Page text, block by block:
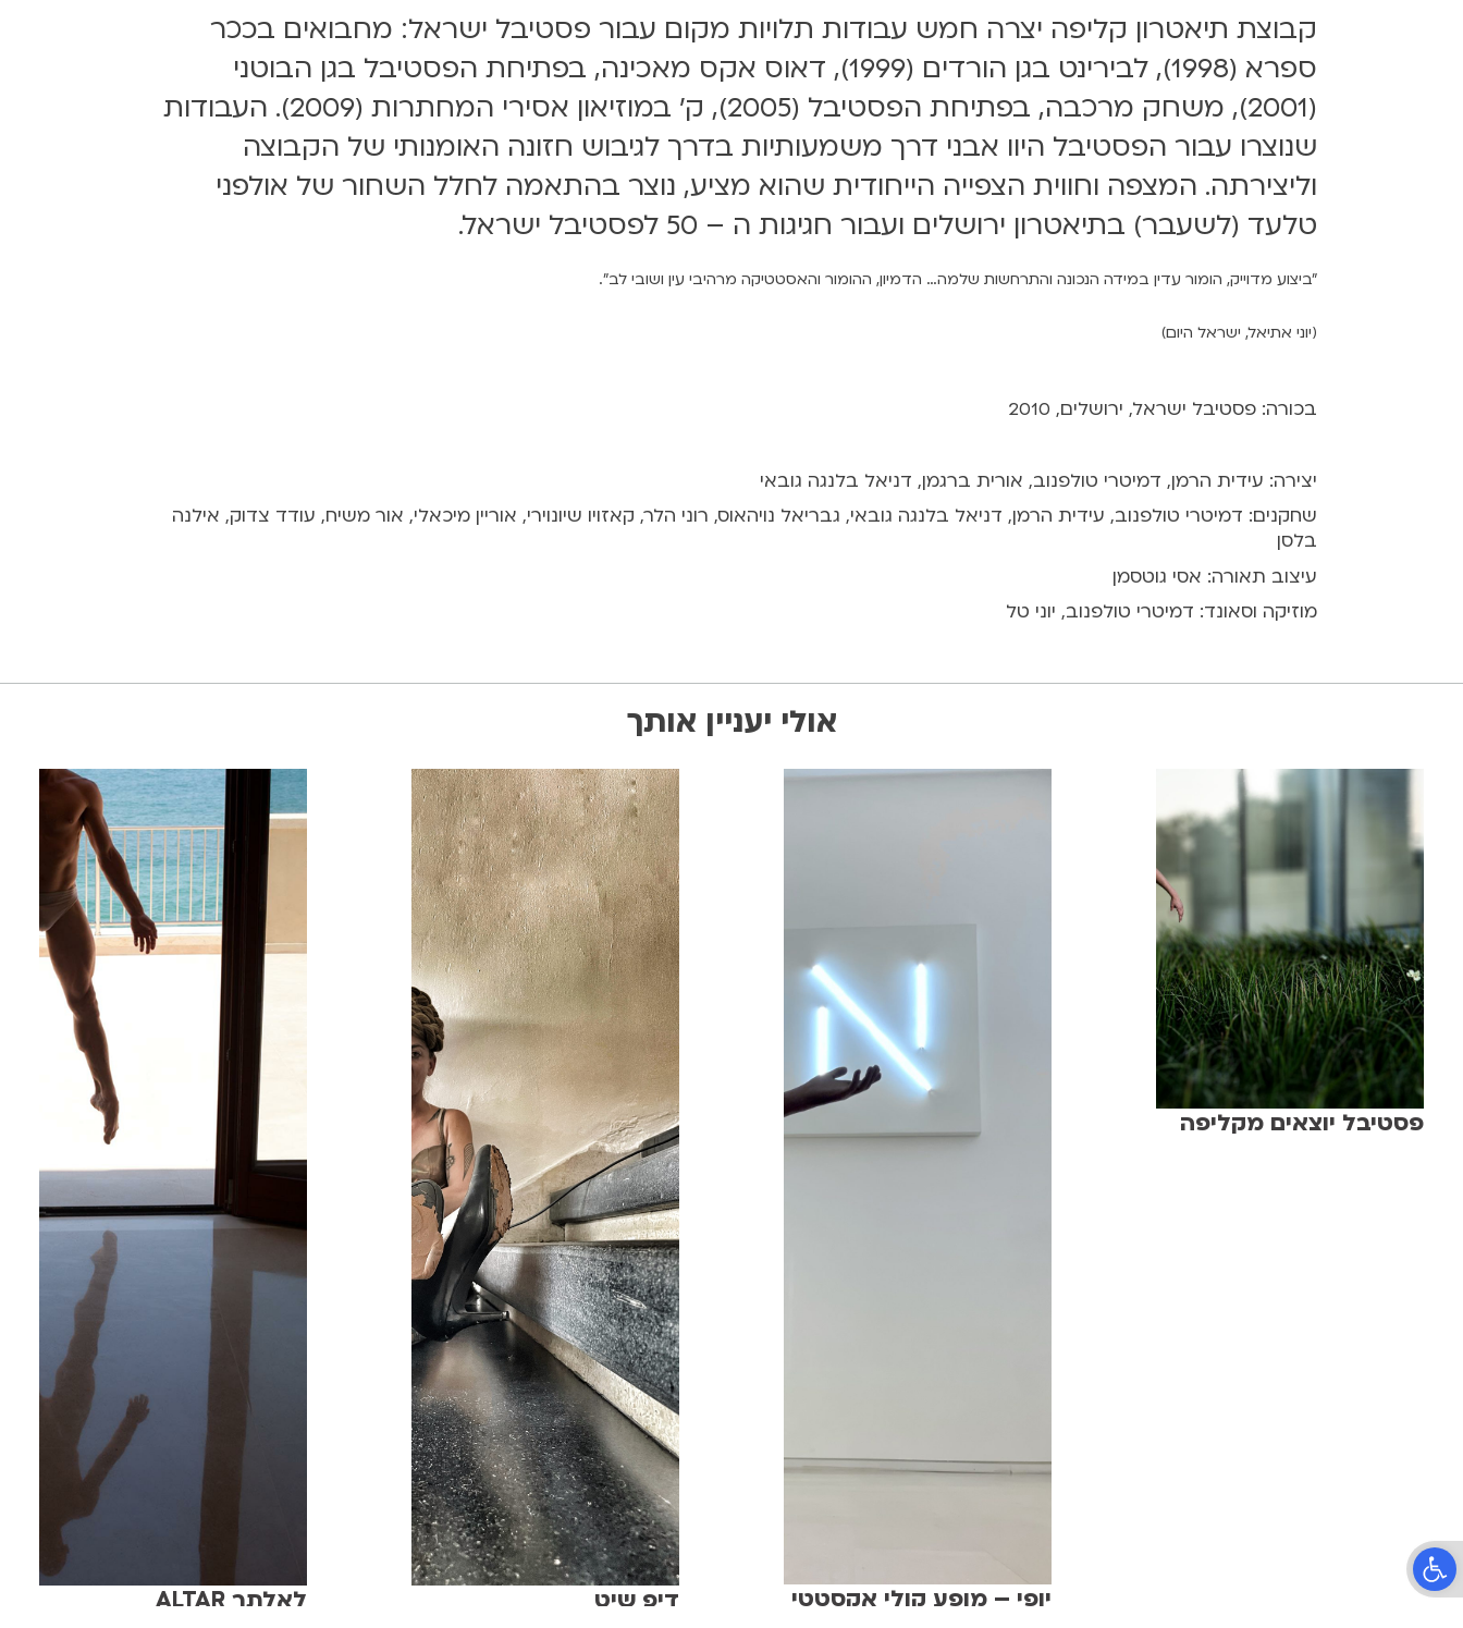
קבוצת תיאטרון קליפה יצרה חמש עבודות תלויות מקום עבור פסטיבל ישראל: מחבואים בככר
ספרא (1998), לבירינט בגן הורדים (1999), דאוס אקס מאכינה, בפתיחת הפסטיבל בגן הבוטני
(2001), משחק מרכבה, בפתיחת הפסטיבל (2005), ק' במוזיאון אסירי המחתרות (2009). העבודות
שנוצרו עבור הפסטיבל היוו אבני דרך משמעותיות בדרך לגיבוש חזונה האומנותי של הקבוצה
וליצירתה. המצפה וחווית הצפייה הייחודית שהוא מציע, נוצר בהתאמה לחלל השחור של אולפני
טלעד (לשעבר) בתיאטרון ירושלים ועבור חגיגות ה – 50 לפסטיבל ישראל.
"ביצוע מדוייק, הומור עדין במידה הנכונה והתרחשות שלמה… הדמיון, ההומור והאסטטיקה מרהיבי עין ושובי לב".
(יוני אתיאל, ישראל היום)
בכורה: פסטיבל ישראל, ירושלים, 2010
יצירה: עידית הרמן, דמיטרי טולפנוב, אורית ברגמן, דניאל בלנגה גובאי
שחקנים: דמיטרי טולפנוב, עידית הרמן, דניאל בלנגה גובאי, גבריאל נויהאוס, רוני הלר, קאזויו שיונוירי, אוריין מיכאלי, אור משיח, עודד צדוק, אילנה
בלסן
עיצוב תאורה: אסי גוטסמן
מוזיקה וסאונד: דמיטרי טולפנוב, יוני טל
אולי יעניין אותך
פסטיבל יוצאים מקליפה
יופי – מופע קולי אקסטטי
דיפ שיט לאלתר ALTAR
פתח סרגל נגישות